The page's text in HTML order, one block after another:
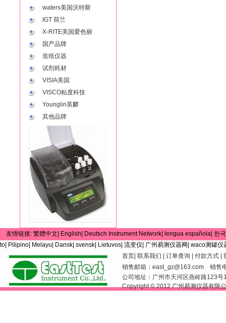
waters美国沃特斯
IGT 荷兰
X-RITE美国爱色丽
国产品牌
造纸仪器
试剂耗材
VISIA美国
VISCO粘度科技
Younglin英麟
其他品牌
友情链接: 繁體中文| English| Deutsch Instrument Network| lengua española| 한
to| Pilipino| Melayu| Dansk| svensk| Lietuvos| 流变仪| 广州易测仪器网| waco测罐仪
首页 联系我们 订单查询 付款方式
销售邮箱： east_gz@163.com 销售
公司地址：广州市天河区燕岭路123
Copyright © 2012 广州易测仪器有限